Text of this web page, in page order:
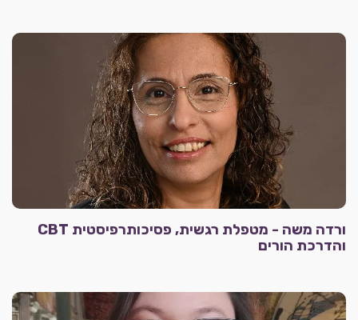
ורדה משה - מטפלת רגשית, פסיכותרפיסטית CBT
והדרכת הורים